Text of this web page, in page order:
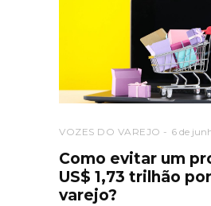
VOZES DO VAREJO 6 de
Como evitar um
US$ 1,73 trilhão
varejo?